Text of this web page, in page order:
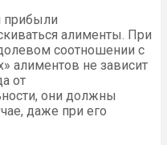
прибыли
алименты. При
соотношении с
алиментов не зависит
от
они должны
даже при его